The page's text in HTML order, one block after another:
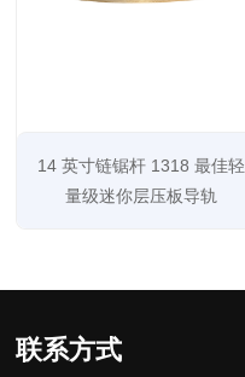
14 英寸链锯杆 1318 最佳轻
量级迷你层压板导轨
联系方式